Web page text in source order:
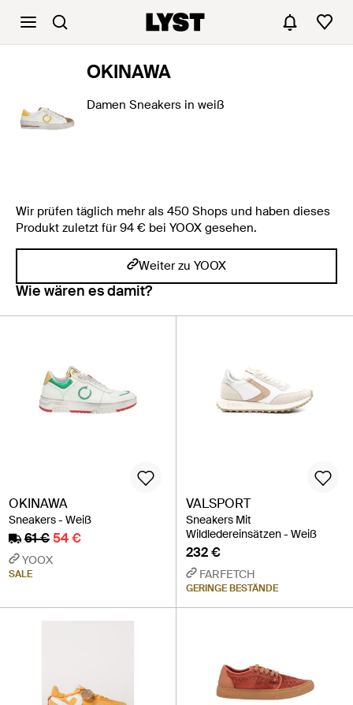
OKINAWA
Damen Sneakers in weiß
Wir prüfen täglich mehr als 450 Shops und haben dieses
Produkt zuletzt für 94 € bei YOOX gesehen.
Weiter zu YOOX
Wie wären es damit?
OKINAWA
Sneakers - Weiß
61 €54 €
YOOX
SALE
VALSPORT
Sneakers Mit
Wildledereinsätzen - Weiß
232 €
FARFETCH
GERINGE BESTÄNDE